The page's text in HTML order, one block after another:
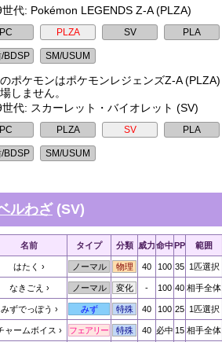
世代: Pokémon LEGENDS Z-A (PLZA)
ポケモンはポケモンレジェンズZ-A (PLZA)
しません。
世代: スカーレット・バイオレット (SV)
ルわざ(SV)
名前 タイプ 分類 威力命中PP 範囲
はたく ノーマル 物理 40 100 35 1匹選択
なきごえ ノーマル 変化 - 100 40 相手全体
みずでっぽう みず 特殊 40 100 25 1匹選択
ャームボイス フェアリー 特殊 40 必中 15 相手全体